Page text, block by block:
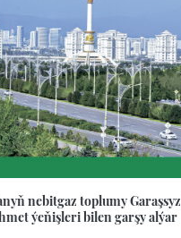
nebitgaz toplumy
ýeňişleri bilen garşy alýar